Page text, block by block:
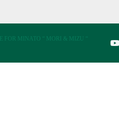
FOR MINATO “ MORI & MIZU “